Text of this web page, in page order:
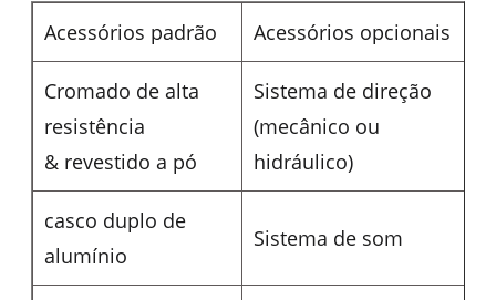
Acessórios padrão Acessórios opcionais
Cromado de alta
resistência
& revestido a pó
Sistema de direção
(mecânico ou
hidráulico)
casco duplo de
alumínio
Sistema de som